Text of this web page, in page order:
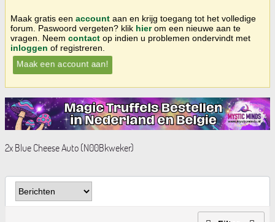
Maak gratis een account aan en krijg toegang tot het volledige
forum. Paswoord vergeten? klik hierom een nieuwe aan te
vragen. Neem contact op indien u problemen ondervindt met
inloggen of registreren.
Maak een account aan!
2x Blue Cheese Auto (N00Bkweker)